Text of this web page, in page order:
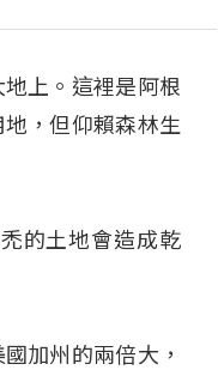
上。這裡是阿根
，但仰賴森林生
的土地會造成乾
加州的兩倍大，